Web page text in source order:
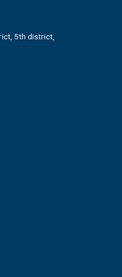
5th district,